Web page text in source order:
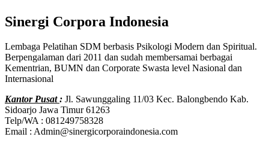
Sinergi Corpora Indonesia
Lembaga Pelatihan SDM berbasis Psikologi Modern dan Spiritual.
Berpengalaman dari 2011 dan sudah membersamai berbagai
Kementrian, BUMN dan Corporate Swasta level Nasional dan
Internasional
Kantor Pusat: Jl. Sawunggaling 11/03 Kec. Balongbendo Kab.
Sidoarjo Jawa Timur 61263
Telp/WA : 081249758328
Email : Admin@sinergicorporaindonesia.com